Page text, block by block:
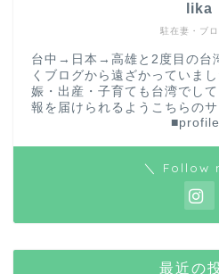
駐在妻・ブ
lika
台中→日本→高雄と2度目の台
くブログから遠ざかっていま
娠・出産・子育ても台湾でし
報を届けられるようこちらの
＼ Follow
最近の